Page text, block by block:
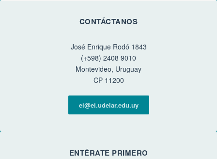
CONTÁCTANOS
José Enrique Rodó 1843
(+598) 2408 9010
Montevideo, Uruguay
CP 11200
ei@ei.udelar.edu.uy
ENTÉRATE PRIMERO